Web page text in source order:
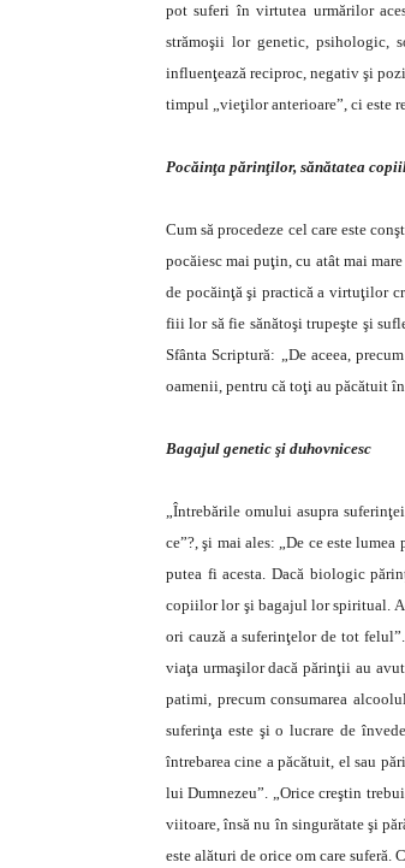
pot suferi în virtutea urmărilor
strămoşii lor genetic, psihologic,
influenţează reciproc, negativ şi
timpul „vieţilor anterioare”, ci este
Pocăinţa părinţilor, sănătatea
Cum să procedeze cel care este
pocăiesc mai puţin, cu atât mai
de pocăinţă şi practică a virtuţilor
fiii lor să fie sănătoşi trupeşte şi
Sfânta Scriptură: „De aceea,
oamenii, pentru că toţi au păcătuit
Bagajul genetic şi duhovnicesc
„Întrebările omului asupra
ce”?, şi mai ales: „De ce este
putea fi acesta. Dacă biologic
copiilor lor şi bagajul lor spiritual.
ori cauză a suferinţelor de tot
viaţa urmaşilor dacă părinţii au
patimi, precum consumarea
suferinţa este şi o lucrare de
întrebarea cine a păcătuit, el sau
lui Dumnezeu”. „Orice creştin
viitoare, însă nu în singurătate şi
este alături de orice om care